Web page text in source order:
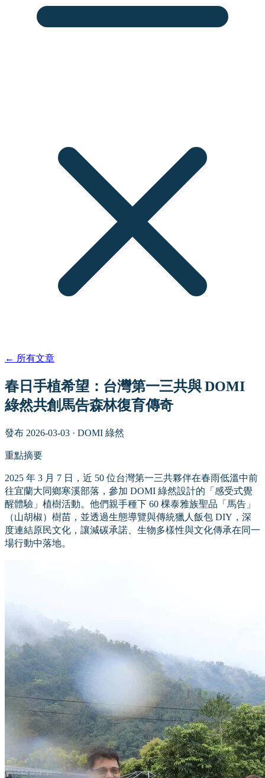
← 所有文章
春日手植希望：台灣第一三共與 DOMI
綠然共創馬告森林復育傳奇
發布 2026-03-03 · DOMI 綠然
重點摘要
2025 年 3 月 7 日，近 50 位台灣第一三共夥伴在春雨低溫中前
往宜蘭大同鄉寒溪部落，參加 DOMI 綠然設計的「感受式覺
醒體驗」植樹活動。他們親手種下 60 棵泰雅族聖品「馬告」
（山胡椒）樹苗，並透過生態導覽與傳統獵人飯包 DIY，深
度連結原民文化，讓減碳承諾、生物多樣性與文化傳承在同一
場行動中落地。